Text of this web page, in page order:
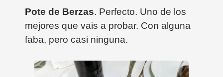
Pote de Berzas. Perfecto. Uno de los
mejores que vais a probar. Con alguna
faba, pero casi ninguna.